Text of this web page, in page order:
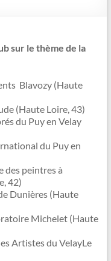
sur le thème de la
Blavozy (Haute
(Haute Loire, 43)
du Puy en Velay
du Puy en
des peintres à
42)
Dunières (Haute
Michelet (Haute
Artistes du VelayLe